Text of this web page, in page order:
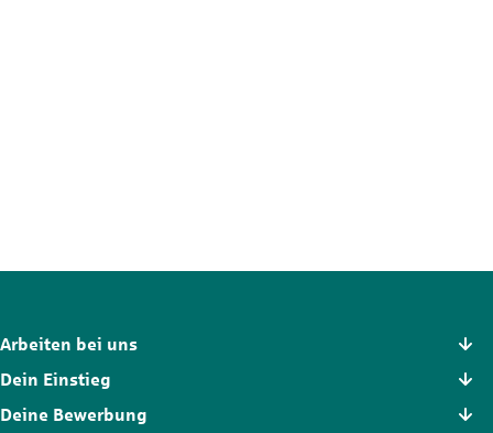
Arbeiten bei uns
Dein Einstieg
Deine Bewerbung